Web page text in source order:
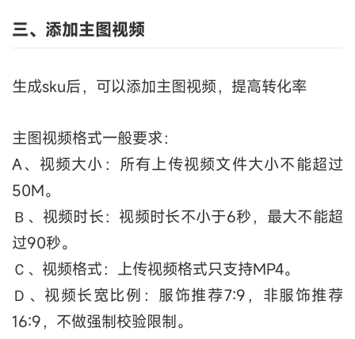
三、添加主图视频
生成sku后，可以添加主图视频，提高转化率
主图视频格式一般要求：
A、视频大小：所有上传视频文件大小不能超过
50M。
Ｂ、视频时长：视频时长不小于6秒，最大不能超
过90秒。
Ｃ、视频格式：上传视频格式只支持MP4。
Ｄ、视频长宽比例：服饰推荐7:9，非服饰推荐
16:9，不做强制校验限制。